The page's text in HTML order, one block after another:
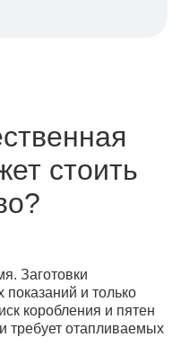
стоить
Заготовки
и только
коробления и пятен
требует отапливаемых